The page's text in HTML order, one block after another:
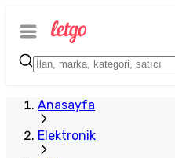
Anasayfa
Elektronik